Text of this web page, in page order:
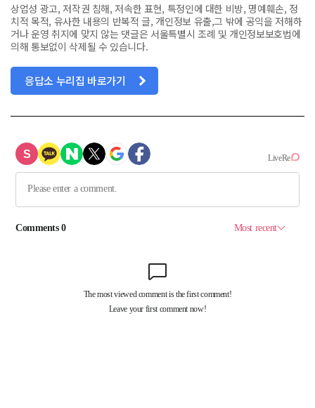
상업성 광고, 저작권 침해, 저속한 표현, 특정인에 대한 비방, 명예훼손, 정
치적 목적, 유사한 내용의 반복적 글, 개인정보 유출,그 밖에 공익을 저해하
거나 운영 취지에 맞지 않는 댓글은 서울특별시 조례 및 개인정보보호법에
의해 통보없이 삭제될 수 있습니다.
응답소 누리집 바로가기